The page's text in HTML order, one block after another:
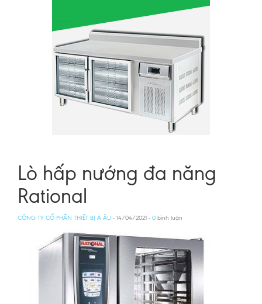
Lò hấp nướng đa năng
Rational
CÔNG TY CỔ PHẦN THIẾT BỊ Á ÂU - 14/04/2021 - 0 bình luận